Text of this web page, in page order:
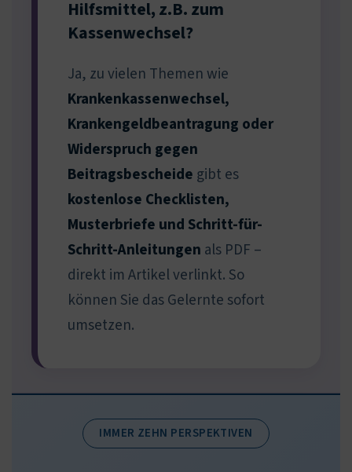
Hilfsmittel, z.B. zum
Kassenwechsel?
Ja, zu vielen Themen wie
Krankenkassenwechsel,
Krankengeldbeantragung oder
Widerspruch gegen
Beitragsbescheide gibt es
kostenlose Checklisten,
Musterbriefe und Schritt-für-
Schritt-Anleitungen als PDF –
direkt im Artikel verlinkt. So
können Sie das Gelernte sofort
umsetzen.
IMMER ZEHN PERSPEKTIVEN